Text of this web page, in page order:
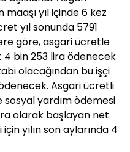
yıl içinde 6 kez
yıl sonunda 5791
göre, asgari ücretle
4 bin 253 lira ödenecek
olacağından bu işçi
Asgari ücretli
sosyal yardım ödemesi
olarak başlayan net
yılın son aylarında 4